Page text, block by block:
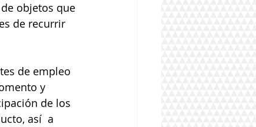
objetos que
de recurrir
de empleo
y
de los
así  a